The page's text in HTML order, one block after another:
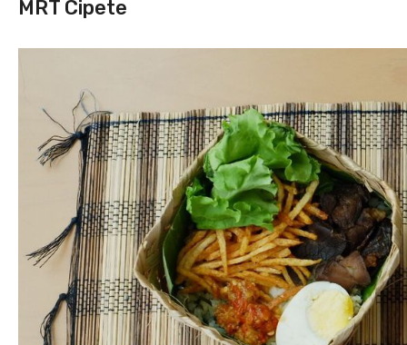
MRT Cipete